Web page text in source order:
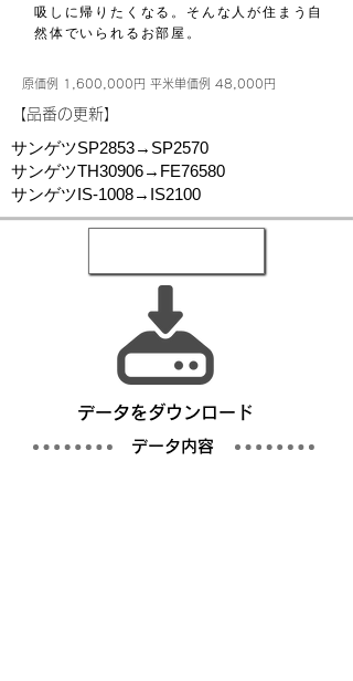
吸しに帰りたくなる。そんな人が住まう自
然体でいられるお部屋。
原価例 1,600,000円 平米単価例 48,000円
​【品番の更新】
サンゲツSP2853→SP2570
サンゲツTH30906→FE76580
サンゲツIS-1008→IS2100
​データをダウンロード
​データ内容